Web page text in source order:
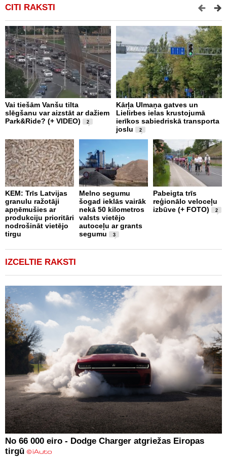
CITI RAKSTI
Vai tiešām Vanšu tilta
slēgšanu var aizstāt ar dažiem
Park&Ride? (+ VIDEO)
2
Kārļa Ulmaņa gatves un
Lielirbes ielas krustojumā
ierīkos sabiedriskā transporta
joslu
2
KEM: Trīs Latvijas
granulu ražotāji
apņēmušies ar
produkciju prioritāri
nodrošināt vietējo
tirgu
Melno segumu
šogad ieklās vairāk
nekā 50 kilometros
valsts vietējo
autoceļu ar grants
segumu
3
Pabeigta trīs
reģionālo veloceļu
izbūve (+ FOTO)
2
IZCELTIE RAKSTI
No 66 000 eiro - Dodge Charger atgriežas Eiropas
tirgū